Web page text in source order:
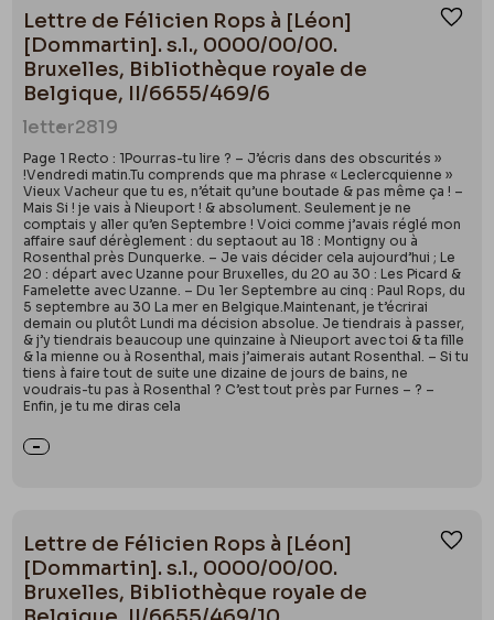
Lettre de Félicien Rops à [Léon]
[Dommartin]. s.l., 0000/00/00.
Bruxelles, Bibliothèque royale de
Belgique, II/6655/469/6
letter2819
Page 1 Recto : 1Pourras-tu lire ? – J’écris dans des obscurités »
!Vendredi matin.Tu comprends que ma phrase « Leclercquienne »
Vieux Vacheur que tu es, n’était qu’une boutade & pas même ça ! –
Mais Si ! je vais à Nieuport ! & absolument. Seulement je ne
comptais y aller qu’en Septembre ! Voici comme j’avais réglé mon
affaire sauf dérèglement : du septaout au 18 : Montigny ou à
Rosenthal près Dunquerke. – Je vais décider cela aujourd’hui ; Le
20 : départ avec Uzanne pour Bruxelles, du 20 au 30 : Les Picard &
Famelette avec Uzanne. – Du 1er Septembre au cinq : Paul Rops, du
5 septembre au 30 La mer en Belgique.Maintenant, je t’écrirai
demain ou plutôt Lundi ma décision absolue. Je tiendrais à passer,
& j’y tiendrais beaucoup une quinzaine à Nieuport avec toi & ta fille
& la mienne ou à Rosenthal, mais j’aimerais autant Rosenthal. – Si tu
tiens à faire tout de suite une dizaine de jours de bains, ne
voudrais-tu pas à Rosenthal ? C’est tout près par Furnes – ? –
Enfin, je tu me diras cela
Lettre de Félicien Rops à [Léon]
[Dommartin]. s.l., 0000/00/00.
Bruxelles, Bibliothèque royale de